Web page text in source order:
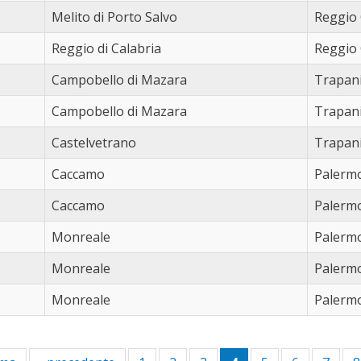
trapani (33)Apply trapani filter
verona (1)Apply verona filter
vibo valentia (5)Apply vibo valentia filter
viterbo (1)Apply viterbo filter
Melito di Porto Salvo Reggio
Reggio di Calabria Reggio
Campobello di Mazara Trapani
Campobello di Mazara Trapani
Castelvetrano Trapani
Caccamo
Caccamo
Monreale
Monreale
Monreale